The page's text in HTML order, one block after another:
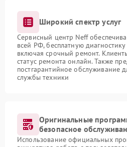
Широкий спектр услуг
Сервисный центр Neff
всей РФ, бесплатную
включая срочный ремонт.
статус ремонта онлайн. Также
постгарантийное обслуживание
службы техники
Оригинальные
безопасное
Использование официальных